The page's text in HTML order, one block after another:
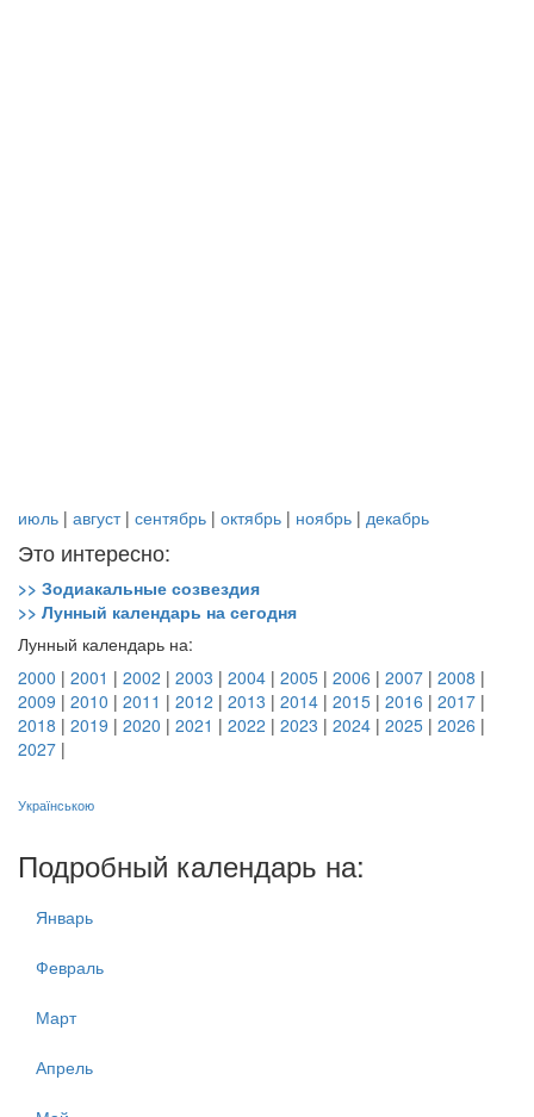
июль | август| сентябрь | октябрь | ноябрь | декабрь
Это интересно:
>> Зодиакальные созвездия
>> Лунный календарь на сегодня
Лунный календарь на:
2000 | 2001 | 2002 | 2003 | 2004 | 2005 | 2006 | 2007 | 2008 |
2009 | 2010 | 2011 | 2012 | 2013 | 2014 | 2015 | 2016 | 2017 |
2018 | 2019 | 2020 | 2021 | 2022 | 2023 | 2024 | 2025 | 2026 |
2027 |
Українською
Подробный календарь на:
Январь
Февраль
Март
Апрель